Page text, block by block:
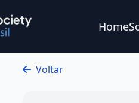
Home
Voltar